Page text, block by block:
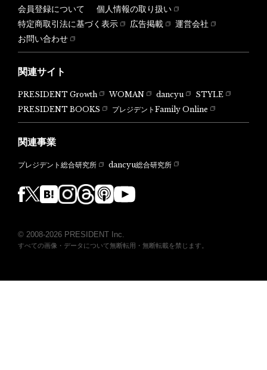
会員登録について
個人情報の取り扱い
特定商取引法に基づく表示
広告掲載
運営会社
お問い合わせ
関連サイト
PRESIDENT Growth WOMAN dancyu
STYLE
PRESIDENT BOOKS
プレジデントFamily Online
関連事業
プレジデント総合研究所 dancyu総合研究所
© 2008-2026 PRESIDENT Inc.
すべての画像・データについて無断転用・無断転載を禁じます。